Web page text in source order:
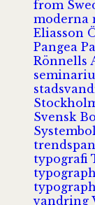
from
moderna
Eliasson
Pangea
Rönnells
Svensk
typografi
vandring